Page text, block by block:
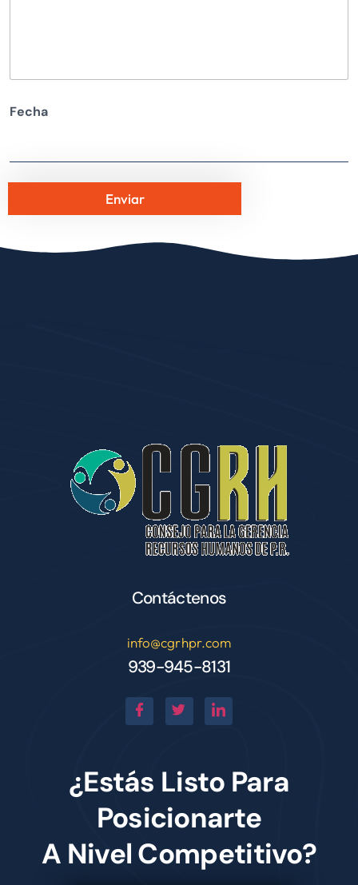
Fecha
Enviar
Contáctenos
info@cgrhpr.com
939-945-8131
¿Estás Listo Para
Posicionarte
A Nivel Competitivo?